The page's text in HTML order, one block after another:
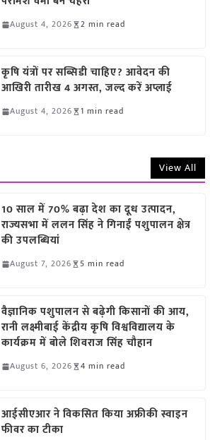
August 4, 2026 2 min read
कृषि यंत्रों पर सब्सिडी चाहिए? आवेदन की
आखिरी तारीख 4 अगस्त, जल्द करें अप्लाई
August 4, 2026 1 min read
View All
10 साल में 70% बढ़ा देश का दूध उत्पादन,
राज्यसभा में ललन सिंह ने गिनाईं पशुपालन क्षेत्र
की उपलब्धियां
August 7, 2026 5 min read
वैज्ञानिक पशुपालन से बढ़ेगी किसानों की आय,
रानी लक्ष्मीबाई केंद्रीय कृषि विश्वविद्यालय के
कार्यक्रम में बोले शिवराज सिंह चौहान
August 6, 2026 4 min read
आईसीएआर ने विकसित किया अफ्रीकी स्वाइन
फीवर का टीका